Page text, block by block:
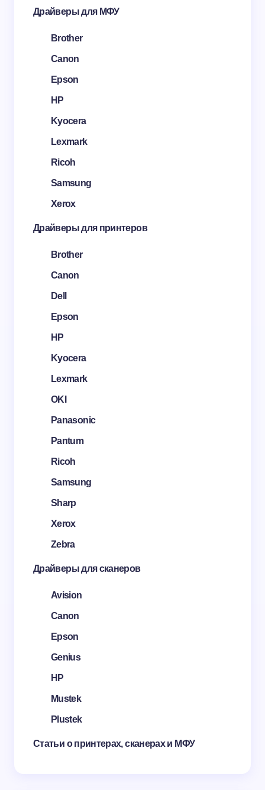
Драйверы для МФУ
Brother
Canon
Epson
HP
Kyocera
Lexmark
Ricoh
Samsung
Xerox
Драйверы для принтеров
Brother
Canon
Dell
Epson
HP
Kyocera
Lexmark
OKI
Panasonic
Pantum
Ricoh
Samsung
Sharp
Xerox
Zebra
Драйверы для сканеров
Avision
Canon
Epson
Genius
HP
Mustek
Plustek
Статьи о принтерах, сканерах и МФУ